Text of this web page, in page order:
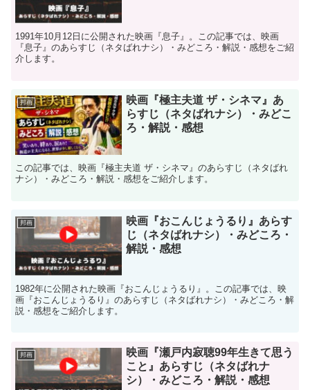
1991年10月12日に公開された映画『息子』。この記事では、映画
『息子』のあらすじ（ネタばれナシ）・みどころ・解説・感想をご紹
介します。
邦画
映画『極主夫道 ザ・シネマ』あ
らすじ（ネタばれナシ）・みどこ
ろ・解説・感想
この記事では、映画『極主夫道 ザ・シネマ』のあらすじ（ネタばれ
ナシ）・みどころ・解説・感想をご紹介します。
邦画
映画『おこんじょうるり』あらす
じ（ネタばれナシ）・みどころ・
解説・感想
1982年に公開された映画『おこんじょうるり』。この記事では、映
画『おこんじょうるり』のあらすじ（ネタばれナシ）・みどころ・解
説・感想をご紹介します。
邦画
映画『瀬戸内寂聴99年生きて思う
こと』あらすじ（ネタばれナ
シ）・みどころ・解説・感想